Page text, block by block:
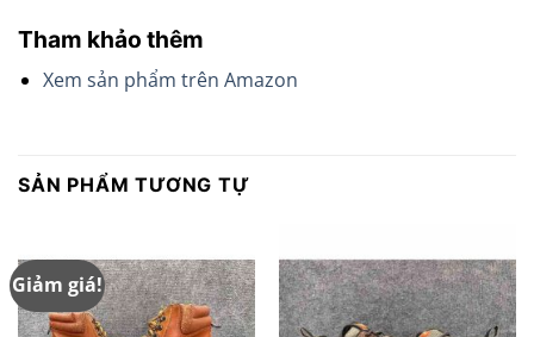
Tham khảo thêm
Xem sản phẩm trên Amazon
SẢN PHẨM TƯƠNG TỰ
Giảm giá!